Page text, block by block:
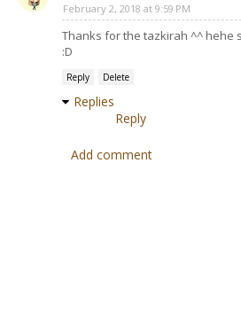
February 2, 2018 at 9:59 PM
Thanks for the tazkirah ^^ hehe
:D
Reply Delete
Replies
Reply
Add comment